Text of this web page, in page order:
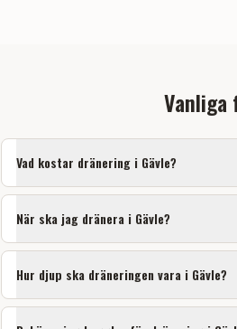
Vad kostar dränering i Gävle?
När ska jag dränera i Gävle?
Hur djup ska dräneringen vara i Gävle?